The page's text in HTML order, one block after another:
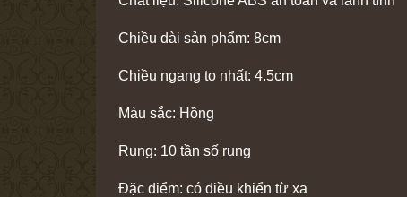
Chiều dài sản phẩm: 8cm
Chiều ngang to nhất: 4.5cm
Màu sắc: Hồng
Rung: 10 tần số rung
Đặc điểm: có điều khiển từ xa